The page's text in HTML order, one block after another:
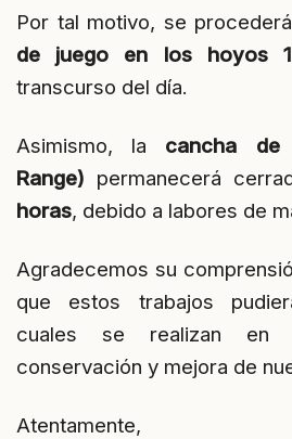
Por tal motivo, se
de juego en los hoyos
transcurso del día.
Asimismo, la cancha de
Range) permanecerá
horas, debido a labores de
Agradecemos su
que estos trabajos
cuales se realizan en
conservación y mejora de
Atentamente,